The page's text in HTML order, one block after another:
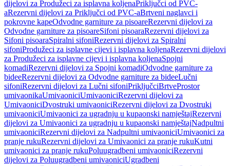
dijelovi za Produžeci za isplavna koljenaPriključci od PVC-
aRezervni dijelovi za Priključci od PVC-aBrtveni naglavci i
pokrovne kapeOdvodne garniture za pisoareRezervni dijelovi za
Odvodne garniture za pisoareSifoni pisoaraRezervni dijelovi za
Sifoni pisoaraSpiralni sifoniRezervni dijelovi za Spiralni
sifoniProdužeci za isplavne cijevi i isplavna koljenaRezervni dijelovi
za Produžeci za isplavne cijevi i isplavna koljenaSpojni
komadiRezervni dijelovi za Spojni komadiOdvodne garniture za
bideeRezervni dijelovi za Odvodne garniture za bideeLučni
sifoniRezervni dijelovi za Lučni sifoniPriključciBrtveProstor
umivaonikaUmivaoniciUmivaoniciRezervni dijelovi za
UmivaoniciDvostruki umivaoniciRezervni dijelovi za Dvostruki
umivaoniciUmivaonici za ugradnju u kupaonski namještajRezervni
dijelovi za Umivaonici za ugradnju u kupaonski namještajNadpultni
umivaoniciRezervni dijelovi za Nadpultni umivaoniciUmivaonici za
pranje rukuRezervni dijelovi za Umivaonici za pranje rukuKutni
umivaonici za pranje rukuPoluugradbeni umivaoniciRezervni
dijelovi za Poluugradbeni umivaoniciUgradbeni